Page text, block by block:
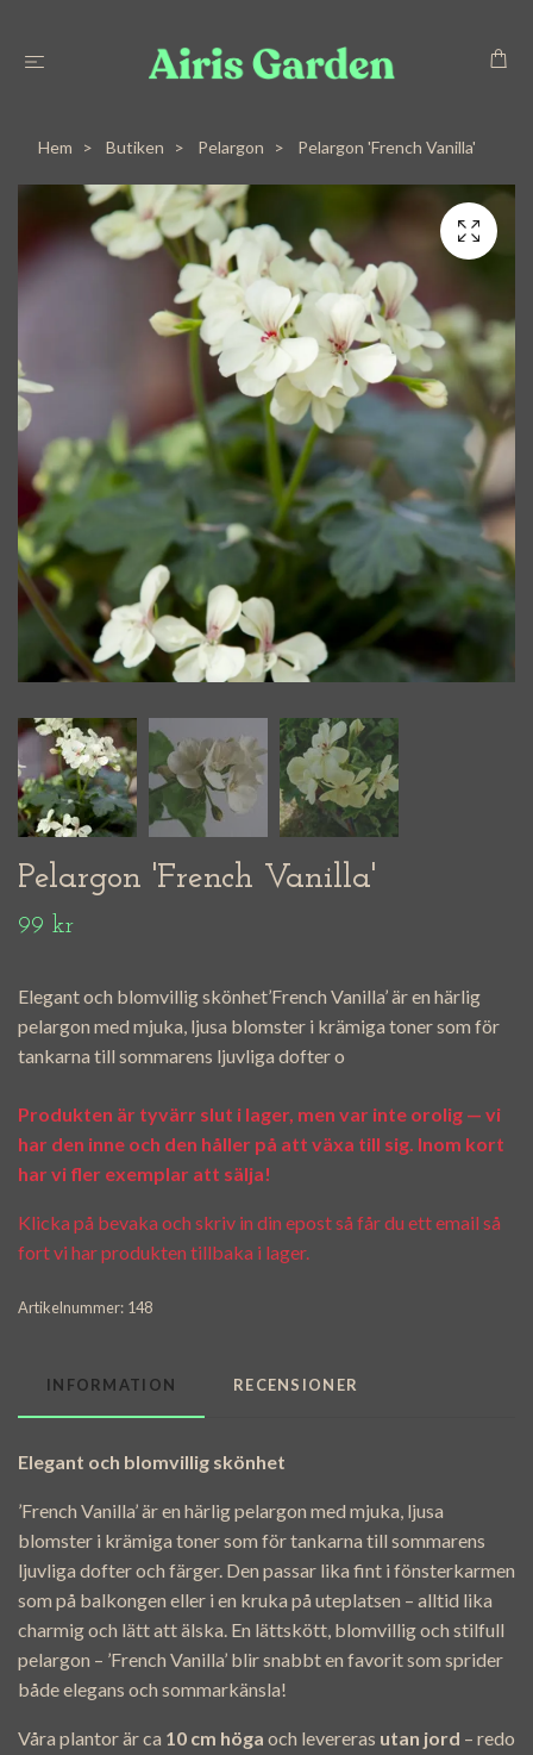
Hem Butiken Pelargon Pelargon 'French Vanilla'
Pelargon 'French Vanilla'
99 kr
Elegant och blomvillig skönhet’French Vanilla’ är en härlig
pelargon med mjuka, ljusa blomster i krämiga toner som för
tankarna till sommarens ljuvliga dofter o
Produkten är tyvärr slut i lager, men var inte orolig — vi
har den inne och den håller på att växa till sig. Inom kort
har vi fler exemplar att sälja!
Klicka på bevaka och skriv in din epost så får du ett email så
fort vi har produkten tillbaka i lager.
Artikelnummer: 148
INFORMATION RECENSIONER
Elegant och blomvillig skönhet
’French Vanilla’ är en härlig pelargon med mjuka, ljusa
blomster i krämiga toner som för tankarna till sommarens
ljuvliga dofter och färger. Den passar lika fint i fönsterkarmen
som på balkongen eller i en kruka på uteplatsen – alltid lika
charmig och lätt att älska. En lättskött, blomvillig och stilfull
pelargon – ’French Vanilla’ blir snabbt en favorit som sprider
både elegans och sommarkänsla!
Våra plantor är ca 10 cm höga och levereras utan jord – redo